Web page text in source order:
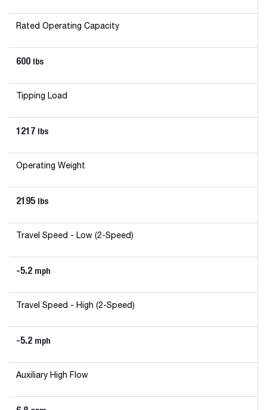
Rated Operating Capacity
600 lbs
Tipping Load
1217 lbs
Operating Weight
2195 lbs
Travel Speed - Low (2-Speed)
-5.2 mph
Travel Speed - High (2-Speed)
-5.2 mph
Auxiliary High Flow